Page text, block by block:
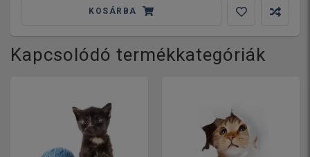
KOSÁRBA
Kapcsolódó termékkategóriák